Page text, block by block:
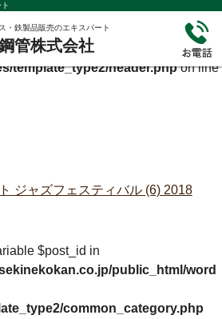
$cf_description in
public_html/wordp
template_type2/header.phpon line
・鉄製品販売のエキスパート
管株式会社
ジャズフェスティバル (6) 2018
$post_id in
public_html/word
common_category.php